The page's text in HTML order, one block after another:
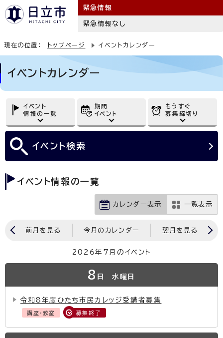
緊急情報
緊急情報なし
現在の位置： トップページ イベントカレンダー
イベントカレンダー
イベント
情報の一覧
期間
イベント
もうすぐ
募集締切り
イベント検索
イベント情報の一覧
カレンダー表示 一覧表示
前月を見る 今月のカレンダー 翌月を見る
2026年7月のイベント
8 日 水曜日
令和8年度ひたち市民カレッジ受講者募集
講座・教室 募集終了